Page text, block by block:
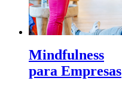
Mindfulness
para Empresas